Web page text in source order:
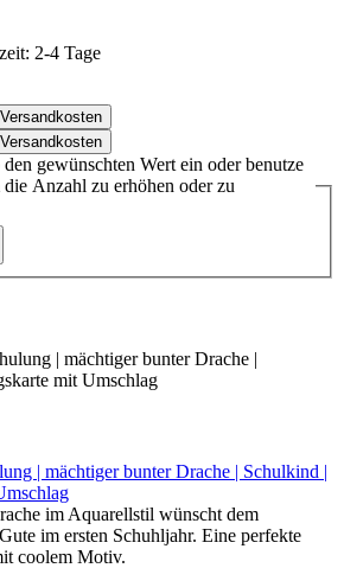
2-4 Tage
gewünschten Wert ein oder benutze
Anzahl zu erhöhen oder zu
| mächtiger bunter Drache | Schulkind |
im Aquarellstil wünscht dem
im ersten Schuhljahr. Eine perfekte
coolem Motiv.